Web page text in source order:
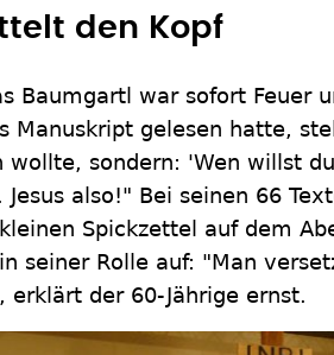
den Kopf
Baumgartl war sofort Feuer
Manuskript gelesen hatte,
sondern: 'Wen willst
Jesus also!" Bei seinen 66
Spickzettel auf dem
seiner Rolle auf: "Man
erklärt der 60-Jährige ernst.